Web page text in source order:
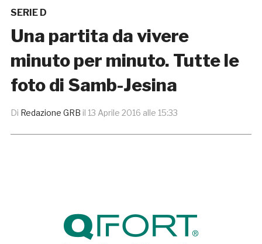
SERIE D
Una partita da vivere
minuto per minuto. Tutte le
foto di Samb-Jesina
Di Redazione GRB il 13 Aprile 2016 alle 15:33